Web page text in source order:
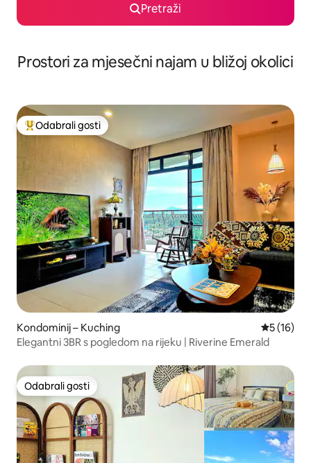
Pretraži
Prostori za mjesečni najam u bližoj okolici
Među najviše rangiranima s oznakom „Odabrali gosti”
Odabrali gosti
Kondominij – Kuching Prosječna
5 (16)
Elegantni 3BR s pogledom na rijeku | Riverine Emerald
Odabrali gosti
Odabrali gosti